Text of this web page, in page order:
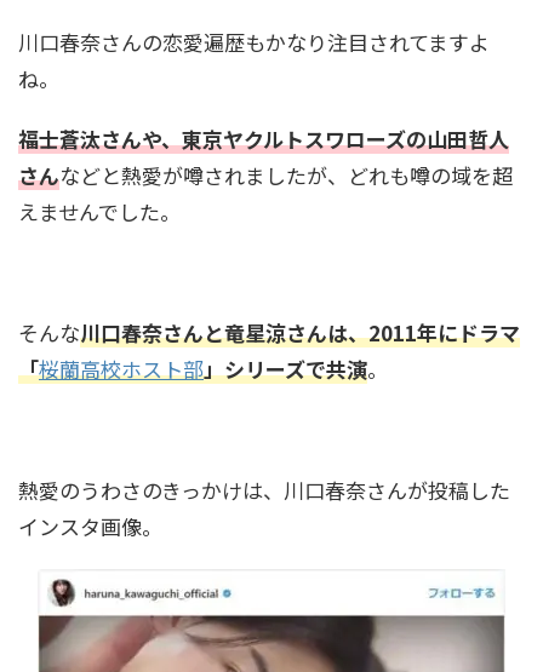
川口春奈さんの恋愛遍歴もかなり注目されてますよ
ね。
福士蒼汰さんや、東京ヤクルトスワローズの山田哲人
さんなどと熱愛が噂されましたが、どれも噂の域を超
えませんでした。
そんな川口春奈さんと竜星涼さんは、2011年にドラマ
「桜蘭高校ホスト部」シリーズで共演。
熱愛のうわさのきっかけは、川口春奈さんが投稿した
インスタ画像。